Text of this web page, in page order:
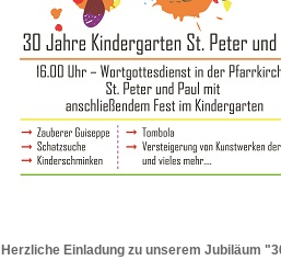
Herzliche Einladung zu unserem Jubiläum